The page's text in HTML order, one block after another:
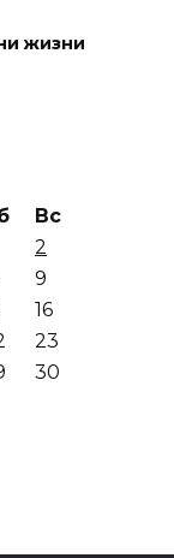
жизни
Вс
2
9
16
23
30